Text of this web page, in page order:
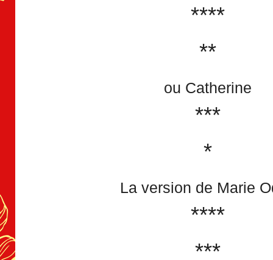
****
**
ou Catherine
***
*
La version de Marie
****
***